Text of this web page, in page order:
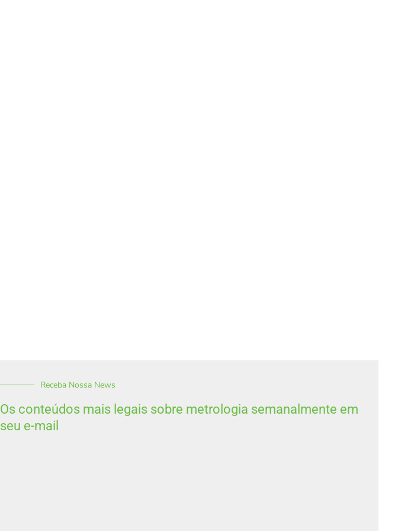
Receba Nossa News
Os conteúdos mais legais sobre metrologia semanalmente em
seu e-mail